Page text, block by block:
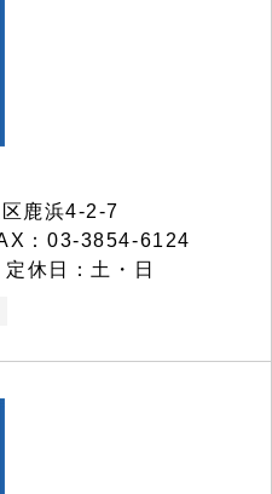
鹿浜4-2-7
：03-3854-6124
休日：土・日